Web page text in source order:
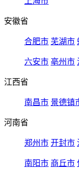
安徽省
合肥市 芜湖市
六安市 亳州市
江西省
南昌市 景德镇
河南省
郑州市 开封市
南阳市 商丘市